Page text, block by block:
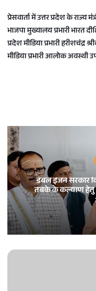
प्रेसवार्ता में उत्तर प्रदेश के
भाजपा मुख्यालय प्रभारी भारत
प्रदेश मीडिया प्रभारी हरीशचंद्र
मीडिया प्रभारी आलोक अवस्थी
डबल इंजन सरकार
तबके के कल्याण हेतु